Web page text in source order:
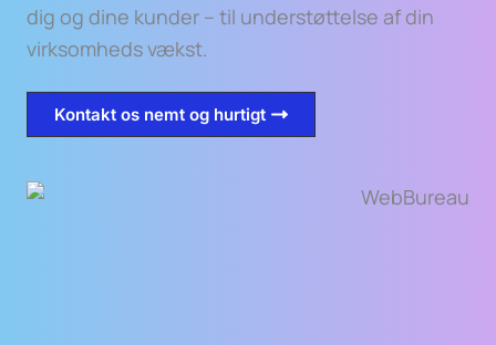
dig og dine kunder – til understøttelse af din
virksomheds vækst.
Kontakt os nemt og hurtigt